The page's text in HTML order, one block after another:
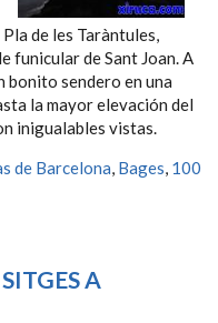
de les Taràntules,
funicular de Sant Joan. A
bonito sendero en una
la mayor elevación del
inigualables vistas.
de Barcelona, Bages, 100
A